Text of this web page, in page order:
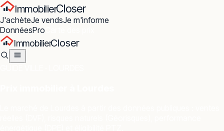
ImmobilierCloser
J'achèteJe vendsJe m'informe
DonnéesPro
ImmobilierCloser